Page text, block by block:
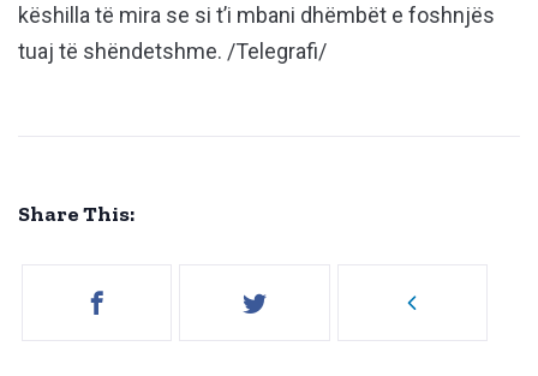
këshilla të mira se si t’i mbani dhëmbët e foshnjës
tuaj të shëndetshme. /Telegrafi/
Share This: